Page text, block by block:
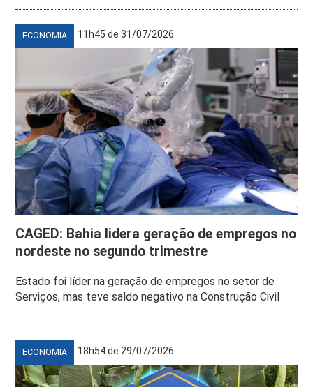
ECONOMIA 11h45 de 31/07/2026
CAGED: Bahia lidera geração de empregos no
nordeste no segundo trimestre
Estado foi líder na geração de empregos no setor de
Serviços, mas teve saldo negativo na Construção Civil
ECONOMIA 18h54 de 29/07/2026